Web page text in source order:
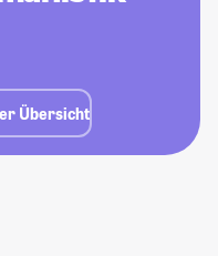
Übersicht